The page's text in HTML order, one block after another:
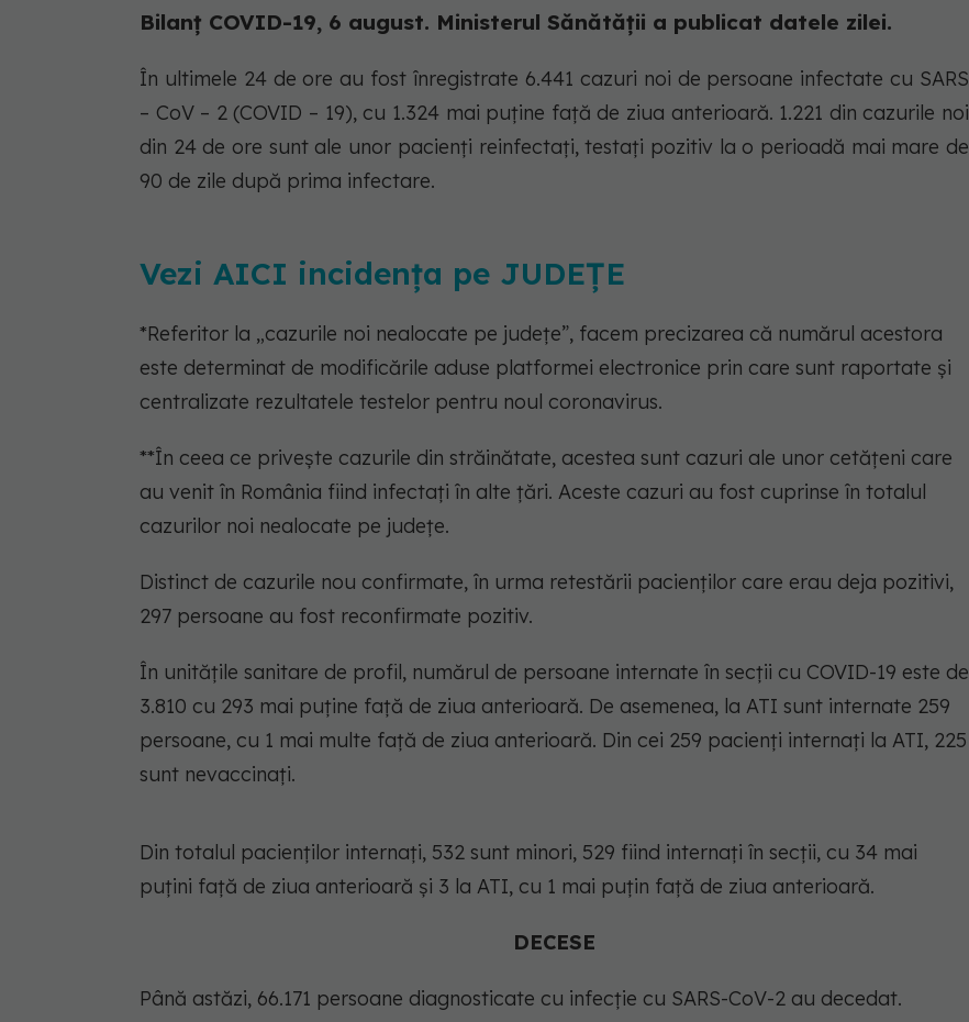
Bilanț COVID-19, 6 august. Ministerul Sănătății a publicat datele zilei.
În ultimele 24 de ore au fost înregistrate 6.441 cazuri noi de persoane infectate cu SARS
– CoV – 2 (COVID – 19), cu 1.324 mai puține față de ziua anterioară. 1.221 din cazurile noi
din 24 de ore sunt ale unor pacienți reinfectați, testați pozitiv la o perioadă mai mare de
90 de zile după prima infectare.
Vezi AICI incidența pe JUDEȚE
*Referitor la „cazurile noi nealocate pe județe”, facem precizarea că numărul acestora
este determinat de modificările aduse platformei electronice prin care sunt raportate și
centralizate rezultatele testelor pentru noul coronavirus.
**În ceea ce privește cazurile din străinătate, acestea sunt cazuri ale unor cetățeni care
au venit în România fiind infectați în alte țări. Aceste cazuri au fost cuprinse în totalul
cazurilor noi nealocate pe județe.
Distinct de cazurile nou confirmate, în urma retestării pacienților care erau deja pozitivi,
297 persoane au fost reconfirmate pozitiv.
În unitățile sanitare de profil, numărul de persoane internate în secții cu COVID-19 este de
3.810 cu 293 mai puține față de ziua anterioară. De asemenea, la ATI sunt internate 259
persoane, cu 1 mai multe față de ziua anterioară. Din cei 259 pacienți internați la ATI, 225
sunt nevaccinați.
Din totalul pacienților internați, 532 sunt minori, 529 fiind internați în secții, cu 34 mai
puțini față de ziua anterioară și 3 la ATI, cu 1 mai puțin față de ziua anterioară.
DECESE
Până astăzi, 66.171 persoane diagnosticate cu infecție cu SARS-CoV-2 au decedat.